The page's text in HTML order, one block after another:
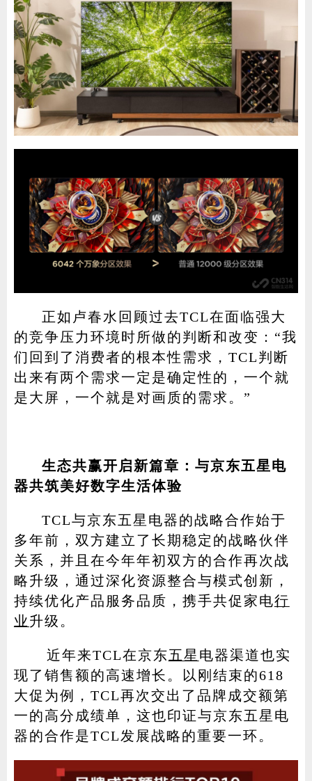
正如卢春水回顾过去TCL在面临强大
的竞争压力环境时所做的判断和改变：“我
们回到了消费者的根本性需求，TCL判断
出来有两个需求一定是确定性的，一个就
是大屏，一个就是对画质的需求。”
生态共赢开启新篇章：与京东五星电
器共筑美好数字生活体验
TCL与京东五星电器的战略合作始于
多年前，双方建立了长期稳定的战略伙伴
关系，并且在今年年初双方的合作再次战
略升级，通过深化资源整合与模式创新，
持续优化产品服务品质，携手共促家电行
业升级。
近年来TCL在京东五星 电器渠道也实
现了销售额的高速增长。以刚结束的618
大促为例，TCL再次交出了品牌成交额第
一的高分成绩单，这也印证与京东五星电
器的合作是TCL发展战略的重要一环。